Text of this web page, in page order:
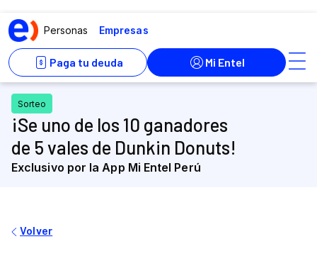
¡Se uno de los 10 ganadores
de 5 vales de Dunkin Donuts!
Exclusivo por la App Mi Entel Perú